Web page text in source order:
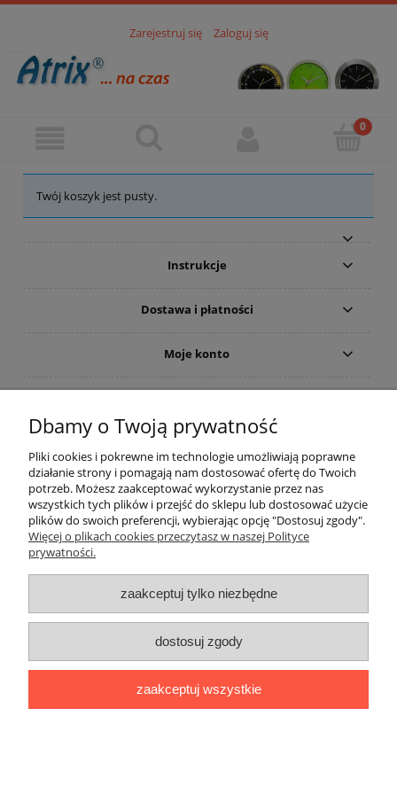
Zarejestruj się Zaloguj się
Twój koszyk jest pusty.
Instrukcje
Dostawa i płatności
Moje konto
Informacje
O nas
pokaż pełną wersję strony
Dbamy o Twoją prywatność
Pliki cookies i pokrewne im technologie umożliwiają poprawne
działanie strony i pomagają nam dostosować ofertę do Twoich
potrzeb. Możesz zaakceptować wykorzystanie przez nas
wszystkich tych plików i przejść do sklepu lub dostosować użycie
plików do swoich preferencji, wybierając opcję "Dostosuj zgody".
Więcej o plikach cookies przeczytasz w naszej Polityce
prywatności.
zaakceptuj tylko niezbędne
dostosuj zgody
zaakceptuj wszystkie